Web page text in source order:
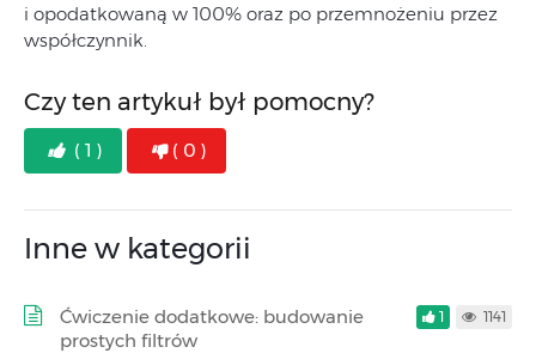
i opodatkowaną w 100% oraz po przemnożeniu przez
współczynnik.
Czy ten artykuł był pomocny?
( 1 ) ( 0 )
Inne w kategorii
Ćwiczenie dodatkowe: budowanie
prostych filtrów
1 1141